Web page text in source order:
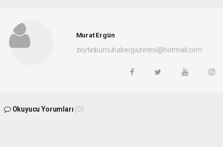
Murat Ergün
zeytinburnuhabergazetesi@hotmail.com
Okuyucu Yorumları (0)